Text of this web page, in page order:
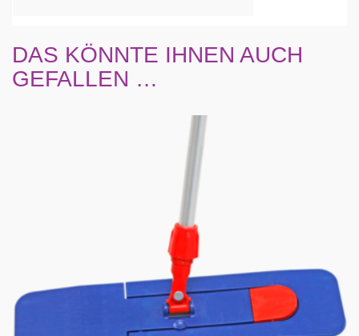
DAS KÖNNTE IHNEN AUCH
GEFALLEN …